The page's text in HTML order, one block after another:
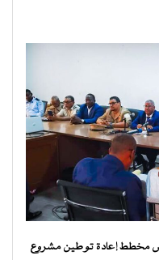
مخطط إعادة توطين مشروع